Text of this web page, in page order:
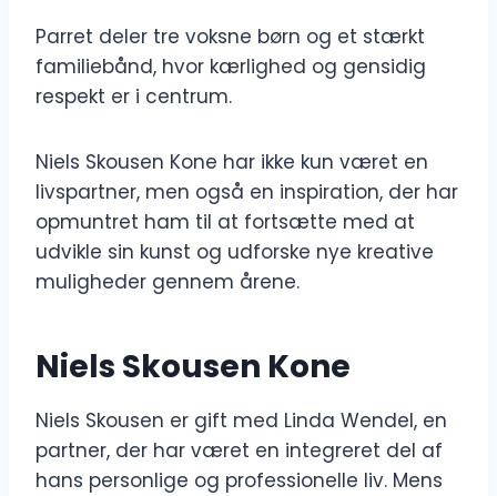
Parret deler tre voksne børn og et stærkt
familiebånd, hvor kærlighed og gensidig
respekt er i centrum.
Niels Skousen Kone har ikke kun været en
livspartner, men også en inspiration, der har
opmuntret ham til at fortsætte med at
udvikle sin kunst og udforske nye kreative
muligheder gennem årene.
Niels Skousen Kone
Niels Skousen er gift med Linda Wendel, en
partner, der har været en integreret del af
hans personlige og professionelle liv. Mens